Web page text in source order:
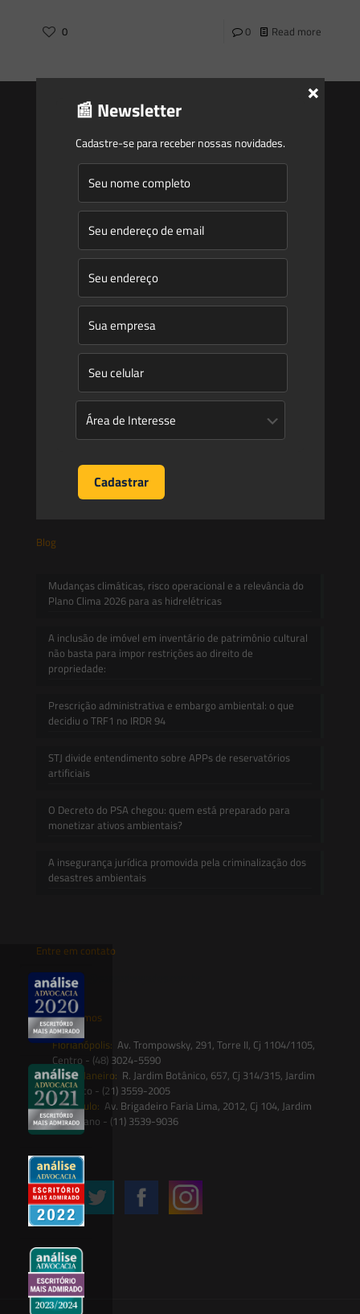
0 0 Read more
Início
Quem Somos
Atuação
Equipe
Newsletter
Publicações
Artigos
Informativos
Contato
Blog
Mudanças climáticas, risco operacional e a relevância do
Plano Clima 2026 para as hidrelétricas
A inclusão de imóvel em inventário de patrimônio cultural
não basta para impor restrições ao direito de
propriedade:
Prescrição administrativa e embargo ambiental: o que
decidiu o TRF1 no IRDR 94
STJ divide entendimento sobre APPs de reservatórios
artificiais
O Decreto do PSA chegou: quem está preparado para
monetizar ativos ambientais?
A insegurança jurídica promovida pela criminalização dos
desastres ambientais
Entre em contato
contato@saesadvogados.com.br
Onde estamos
Florianópolis: Av. Trompowsky, 291, Torre II, Cj 1104/1105,
Centro - (48) 3024-5590
Rio de Janeiro: R. Jardim Botânico, 657, Cj 314/315, Jardim
Botânico - (21) 3559-2005
São Paulo: Av. Brigadeiro Faria Lima, 2012, Cj 104, Jardim
Paulistano - (11) 3539-9036
Siga-nos
📰 Newsletter
Cadastre-se para receber nossas novidades.
×